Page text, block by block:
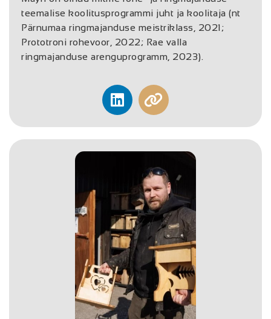
teemalise koolitusprogrammi juht ja koolitaja (nt
Pärnumaa ringmajanduse meistriklass, 2021;
Prototroni rohevoor, 2022; Rae valla
ringmajanduse arenguprogramm, 2023).